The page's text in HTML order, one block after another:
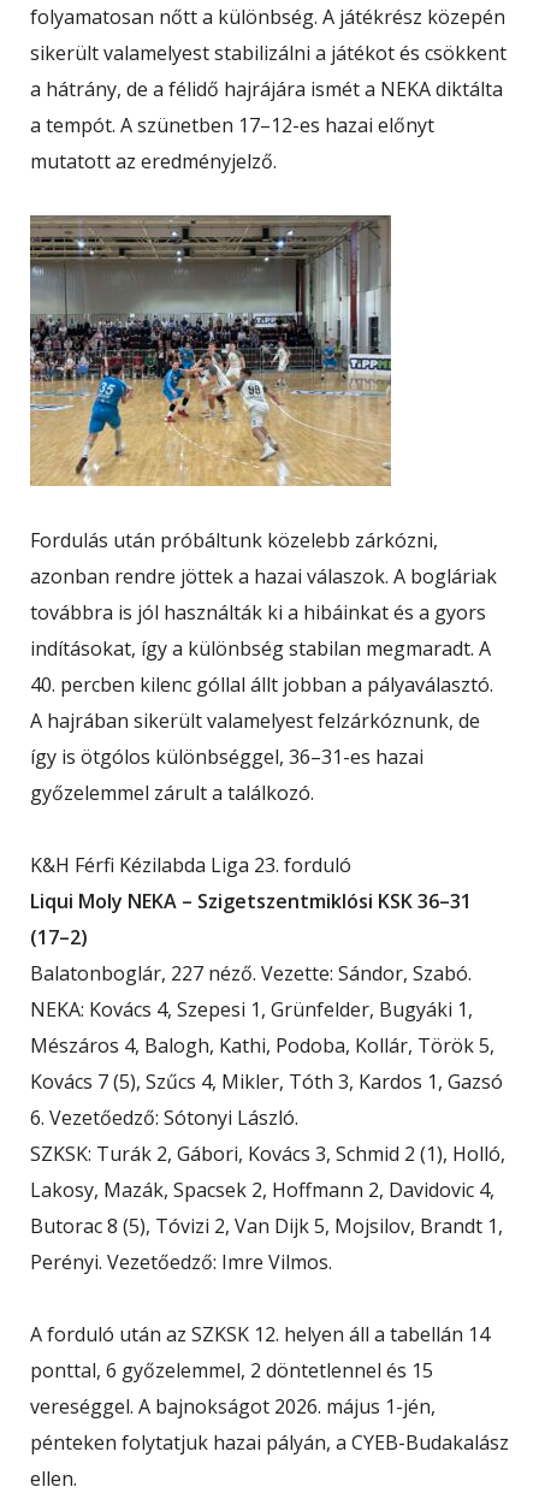
folyamatosan nőtt a különbség. A játékrész közepén
sikerült valamelyest stabilizálni a játékot és csökkent
a hátrány, de a félidő hajrájára ismét a NEKA diktálta
a tempót. A szünetben 17–12-es hazai előnyt
mutatott az eredményjelző.
Fordulás után próbáltunk közelebb zárkózni,
azonban rendre jöttek a hazai válaszok. A bogláriak
továbbra is jól használták ki a hibáinkat és a gyors
indításokat, így a különbség stabilan megmaradt. A
40. percben kilenc góllal állt jobban a pályaválasztó.
A hajrában sikerült valamelyest felzárkóznunk, de
így is ötgólos különbséggel, 36–31-es hazai
győzelemmel zárult a találkozó.
K&H Férfi Kézilabda Liga 23. forduló
Liqui Moly NEKA – Szigetszentmiklósi KSK 36–31
(17–2)
Balatonboglár, 227 néző. Vezette: Sándor, Szabó.
NEKA: Kovács 4, Szepesi 1, Grünfelder, Bugyáki 1,
Mészáros 4, Balogh, Kathi, Podoba, Kollár, Török 5,
Kovács 7 (5), Szűcs 4, Mikler, Tóth 3, Kardos 1, Gazsó
6. Vezetőedző: Sótonyi László.
SZKSK: Turák 2, Gábori, Kovács 3, Schmid 2 (1), Holló,
Lakosy, Mazák, Spacsek 2, Hoffmann 2, Davidovic 4,
Butorac 8 (5), Tóvizi 2, Van Dijk 5, Mojsilov, Brandt 1,
Perényi. Vezetőedző: Imre Vilmos.
A forduló után az SZKSK 12. helyen áll a tabellán 14
ponttal, 6 győzelemmel, 2 döntetlennel és 15
vereséggel. A bajnokságot 2026. május 1-jén,
pénteken folytatjuk hazai pályán, a CYEB-Budakalász
ellen.